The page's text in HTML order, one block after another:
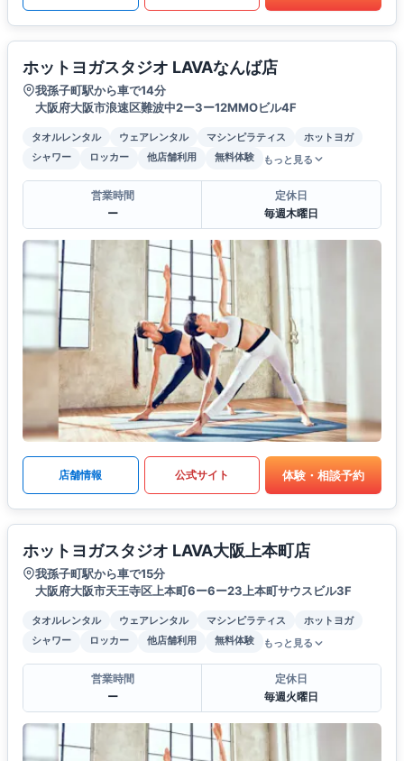
ホットヨガスタジオ LAVAなんば店
我孫子町駅から車で14分
大阪府大阪市浪速区難波中2ー3ー12MMOビル4F
タオルレンタル ウェアレンタル マシンピラティス
ホットヨガ
シャワー
ロッカー 他店舗利用 無料体験 もっと見る
営業時間
ー
定休日
毎週木曜日
店舗情報 公式サイト 体験・相談予約
ホットヨガスタジオ LAVA大阪上本町店
我孫子町駅から車で15分
大阪府大阪市天王寺区上本町6ー6ー23上本町サウスビル3F
タオルレンタル ウェアレンタル マシンピラティス
ホットヨガ
シャワー
ロッカー 他店舗利用 無料体験 もっと見る
営業時間
ー
定休日
毎週火曜日